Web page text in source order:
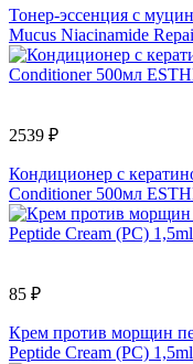
Тонер-эссенция с
Mucus Niacinamide
2539 ₽
Кондиционер с
Conditioner 500мл
85 ₽
Крем против морщин
Peptide Cream (PC)